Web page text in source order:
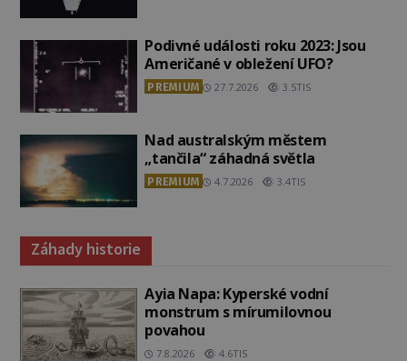
Podivné události roku 2023: Jsou
Američané v obležení UFO?
PREMIUM 27.7.2026 3.5TIS
Nad australským městem
„tančila“ záhadná světla
PREMIUM 4.7.2026 3.4TIS
Záhady historie
Ayia Napa: Kyperské vodní
monstrum s mírumilovnou
povahou
7.8.2026 4.6TIS